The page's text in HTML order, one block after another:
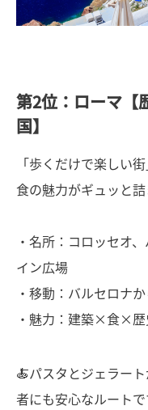
第2位：ローマ【
国】
「歩くだけで楽しい
食の魅力がギュッと詰
・名所：コロッセオ
イン広場
・移動：バルセロナ
・魅力：建築×食×歴
🍝パスタとジェラー
者にも安心なルートで